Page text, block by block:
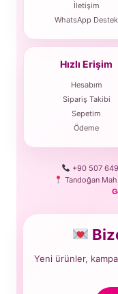
İletişim
WhatsApp Destek
Hızlı Erişim
Hesabım
Sipariş Takibi
Sepetim
Ödeme
+90 507
Tandoğan
Yeni ürünler,